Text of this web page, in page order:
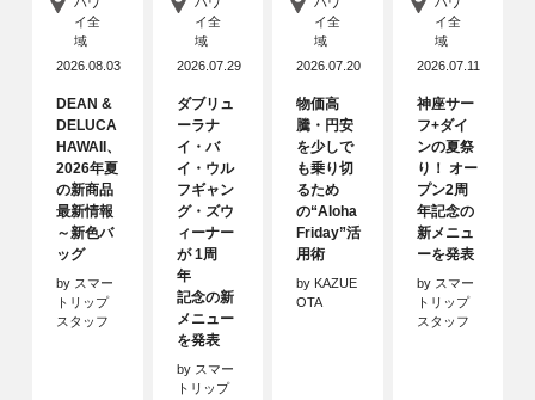
イ全
域
2026.08.03
DEAN &
DELUCA
HAWAII、
2026年夏
の新商品
最新情報
～新色バ
ッグ
by スマー
トリップ
スタッフ
イ全
域
2026.07.29
ダブリュ
ーラナ
イ・バ
イ・ウル
フギャン
グ・ズウ
ィーナー
が 1周
年
記念の新
メニュー
を発表
by スマー
トリップ
イ全
域
2026.07.20
物価高
騰・円安
を少しで
も乗り切
るため
の“Aloha
Friday”活
用術
by KAZUE
OTA
イ全
域
2026.07.11
神座サー
フ+ダイ
ンの夏祭
り！ オー
プン2周
年記念の
新メニュ
ーを発表
by スマー
トリップ
スタッフ